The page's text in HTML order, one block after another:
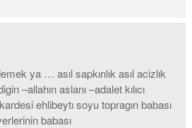
ya … asıl sapkınlık asıl acizlık
–allahın aslanı –adalet kılıcı
ehlibeytı soyu topragın babası
babası